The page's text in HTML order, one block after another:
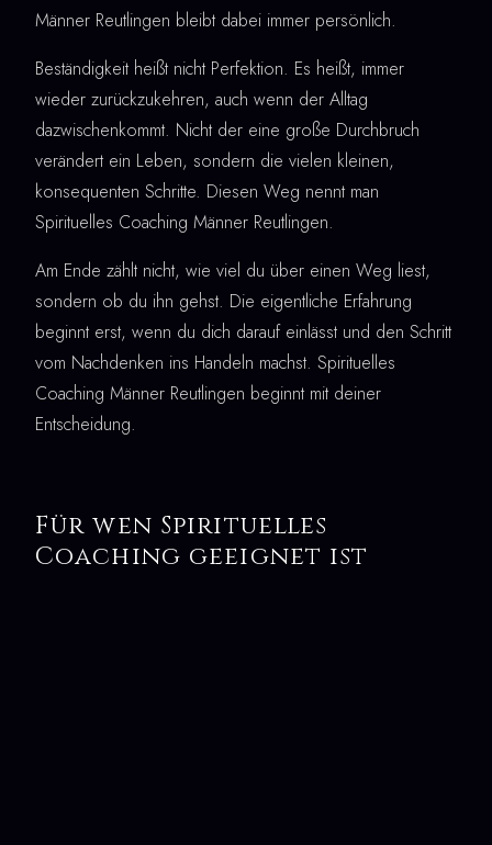
Männer Reutlingen bleibt dabei immer persönlich.
Beständigkeit heißt nicht Perfektion. Es heißt, immer
wieder zurückzukehren, auch wenn der Alltag
dazwischenkommt. Nicht der eine große Durchbruch
verändert ein Leben, sondern die vielen kleinen,
konsequenten Schritte. Diesen Weg nennt man
Spirituelles Coaching Männer Reutlingen.
Am Ende zählt nicht, wie viel du über einen Weg liest,
sondern ob du ihn gehst. Die eigentliche Erfahrung
beginnt erst, wenn du dich darauf einlässt und den Schritt
vom Nachdenken ins Handeln machst. Spirituelles
Coaching Männer Reutlingen beginnt mit deiner
Entscheidung.
Für wen Spirituelles
Coaching geeignet ist